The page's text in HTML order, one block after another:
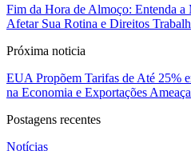
Fim da Hora de Almoço: Entenda a
Afetar Sua Rotina e Direitos
Próxima noticia
EUA Propõem Tarifas de Até 25%
na Economia e Exportações
Postagens recentes
Notícias